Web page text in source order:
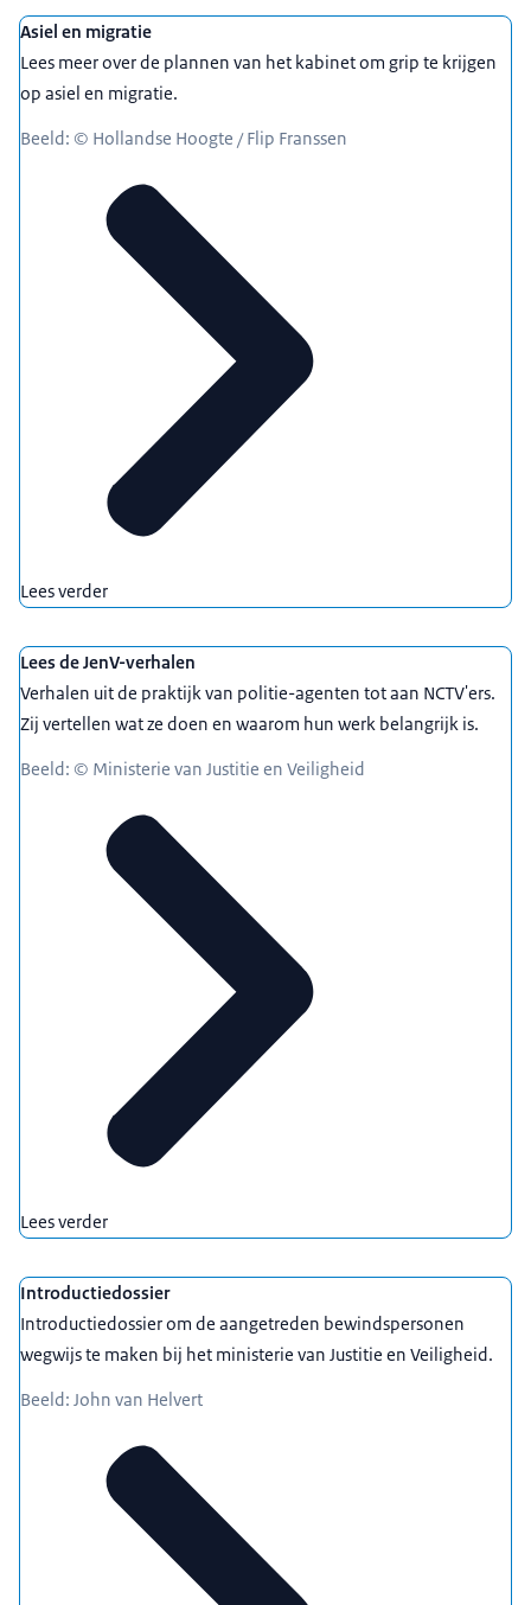
Asiel en migratie
Lees meer over de plannen van het kabinet om grip te krijgen
op asiel en migratie.
Beeld: © Hollandse Hoogte / Flip Franssen
Lees verder
Lees de JenV-verhalen
Verhalen uit de praktijk van politie-agenten tot aan NCTV'ers.
Zij vertellen wat ze doen en waarom hun werk belangrijk is.
Beeld: © Ministerie van Justitie en Veiligheid
Lees verder
Introductiedossier
Introductiedossier om de aangetreden bewindspersonen
wegwijs te maken bij het ministerie van Justitie en Veiligheid.
Beeld: John van Helvert